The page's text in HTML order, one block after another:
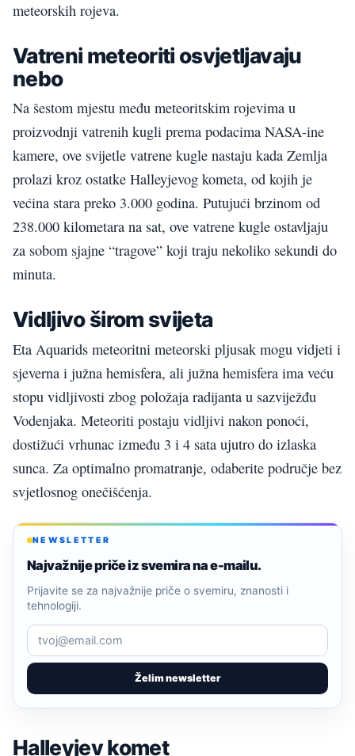
meteorskih rojeva.
Vatreni meteoriti osvjetljavaju
nebo
Na šestom mjestu među meteoritskim rojevima u
proizvodnji vatrenih kugli prema podacima NASA-ine
kamere, ove svijetle vatrene kugle nastaju kada Zemlja
prolazi kroz ostatke Halleyjevog kometa, od kojih je
većina stara preko 3.000 godina. Putujući brzinom od
238.000 kilometara na sat, ove vatrene kugle ostavljaju
za sobom sjajne “tragove” koji traju nekoliko sekundi do
minuta.
Vidljivo širom svijeta
Eta Aquarids meteoritni meteorski pljusak mogu vidjeti i
sjeverna i južna hemisfera, ali južna hemisfera ima veću
stopu vidljivosti zbog položaja radijanta u sazviježđu
Vodenjaka. Meteoriti postaju vidljivi nakon ponoći,
dostižući vrhunac između 3 i 4 sata ujutro do izlaska
sunca. Za optimalno promatranje, odaberite područje bez
svjetlosnog onečišćenja.
NEWSLETTER
Najvažnije priče iz svemira na e-mailu.
Želim newsletter
Prijavite se za najvažnije priče o svemiru, znanosti i
tehnologiji.
Halleyjev komet